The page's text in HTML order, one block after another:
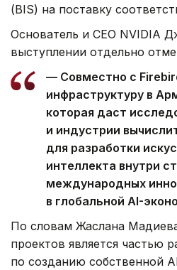
(BIS) на поставку
Основатель и CEO NVIDIA
выступлении отдельно
— Совместно с
инфраструктуру в
которая даст
и индустрии
для разработки
интеллекта внутри
международных
в глобальной AI-
По словам Жаслана
проектов является частью
по созданию собственной